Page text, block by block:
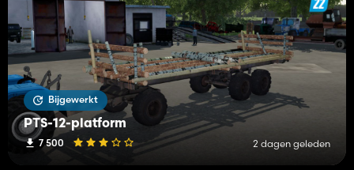
Bijgewerkt
PTS-12-platform
7 500 2 dagen geleden